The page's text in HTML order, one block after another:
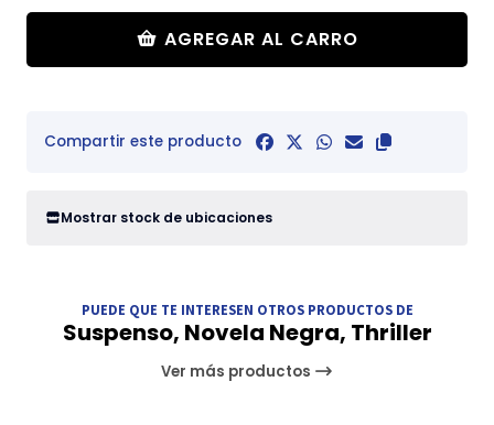
AGREGAR AL CARRO
Compartir este producto
Mostrar stock de ubicaciones
PUEDE QUE TE INTERESEN OTROS PRODUCTOS DE
Suspenso, Novela Negra, Thriller
Ver más productos